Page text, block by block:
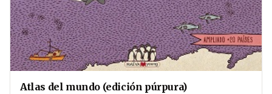
Atlas del mundo (edición púrpura)